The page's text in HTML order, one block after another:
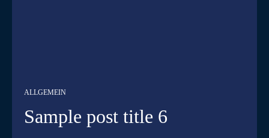
ALLGEMEIN
Sample post title 6